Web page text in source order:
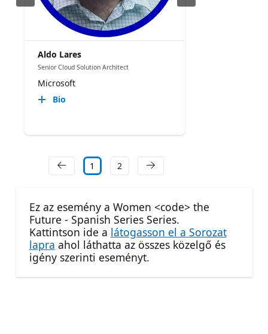
Aldo Lares
Senior Cloud Solution Architect
Microsoft
Bio
1 2
Ez az esemény a Women <code> the
Future - Spanish Series Series.
Kattintson ide a látogasson el a Sorozat
lapra ahol láthatta az összes közelgő és
igény szerinti eseményt.